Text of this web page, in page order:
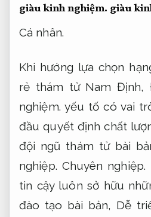
giàu kinh nghiệm. giàu
Cá nhân.
Khi hướng lựa chọn
rẻ thám tử Nam Định,
nghiệm. yếu tố có vai
đầu quyết định chất
đội ngũ thám tử bài
nghiệp. Chuyên nghiệp.
tin cậy luôn sở hữu
đào tạo bài bản, Dễ